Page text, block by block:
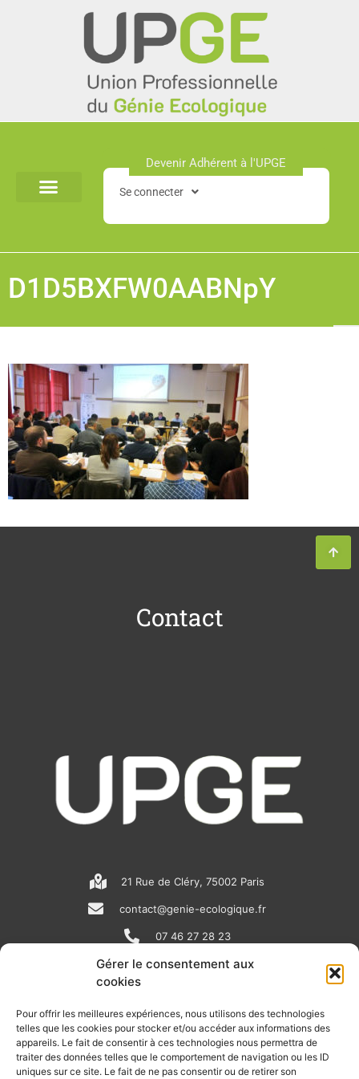
Gérer le consentement aux
cookies
Pour offrir les meilleures expériences, nous utilisons des technologies
telles que les cookies pour stocker et/ou accéder aux informations des
appareils. Le fait de consentir à ces technologies nous permettra de
traiter des données telles que le comportement de navigation ou les ID
uniques sur ce site. Le fait de ne pas consentir ou de retirer son
Devenir Adhérent à l'UPGE​
Se connecter
D1D5BXFW0AABNpY
Contact
21 Rue de Cléry, 75002 Paris
contact@genie-ecologique.fr
07 46 27 28 23
N
e
w
s
i
n
k
o
u
t
RECEVOIR L'ACTU DE LA FILIÈRE